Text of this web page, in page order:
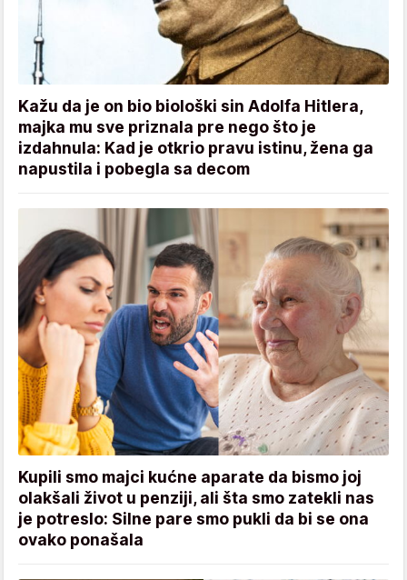
Kažu da je on bio biološki sin Adolfa Hitlera,
majka mu sve priznala pre nego što je
izdahnula: Kad je otkrio pravu istinu, žena ga
napustila i pobegla sa decom
Kupili smo majci kućne aparate da bismo joj
olakšali život u penziji, ali šta smo zatekli nas
je potreslo: Silne pare smo pukli da bi se ona
ovako ponašala